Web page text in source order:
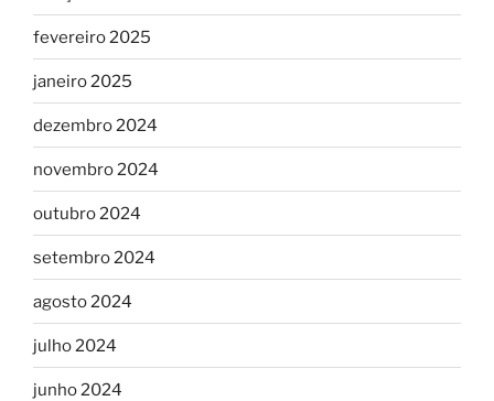
fevereiro 2025
janeiro 2025
dezembro 2024
novembro 2024
outubro 2024
setembro 2024
agosto 2024
julho 2024
junho 2024